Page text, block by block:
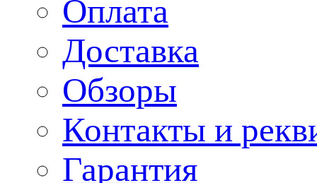
Оплата
Доставка
Обзоры
Контакты и
Гарантия